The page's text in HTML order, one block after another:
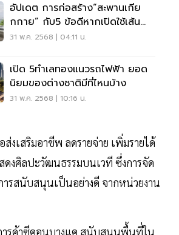
อัปเดต การก่อสร้าง“สะพานเกีย
กกาย” กับ5 ข้อดีหากเปิดใช้เส้น
ทาง
31 พ.ค. 2568 | 04:11 น.
เปิด 5ทำเลทองแนวรถไฟฟ้า ยอด
นิยมของต่างชาติมีที่ไหนบ้าง
31 พ.ค. 2568 | 10:16 น.
งเสริมอาชีพ ลดรายจ่าย เพิ่มรายได้
ดงศิลปะวัฒนธรรมบนเวที ซึ่งการจัด
ารสนับสนุนเป็นอย่างดี จากหน่วยงาน
ารค้าซีคอนบางแค สนับสนุนพื้นที่ใน